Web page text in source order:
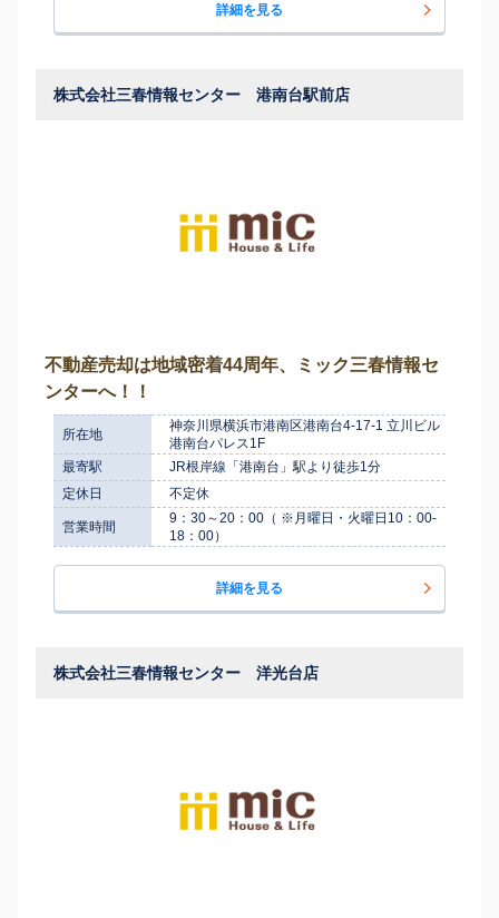
詳細を見る
株式会社三春情報センター 港南台駅前店
不動産売却は地域密着44周年、ミック三春情報セ
ンターへ！！
所在地
神奈川県横浜市港南区港南台4-17-1 立川ビル
港南台パレス1F
最寄駅
JR根岸線「港南台」駅より徒歩1分
定休日
不定休
営業時間
9：30～20：00（ ※月曜日・火曜日10：00-
18：00）
詳細を見る
株式会社三春情報センター 洋光台店